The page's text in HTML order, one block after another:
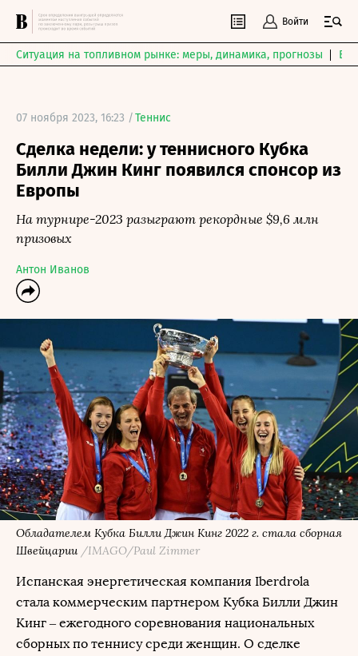
Войти
Ситуация на топливном рынке: меры, динамика, прогнозы
07 ноября 2023, 16:23 /Теннис
Сделка недели: у теннисного Кубка
Билли Джин Кинг появился спонсор из
Европы
На турнире-2023 разыграют рекордные $9,6 млн
призовых
Антон Иванов
Обладателем Кубка Билли Джин Кинг 2022 г. стала сборная
Швейцарии /IMAGO/Paul Zimmer
Испанская энергетическая компания Iberdrola
стала коммерческим партнером Кубка Билли Джин
Кинг – ежегодного соревнования национальных
сборных по теннису среди женщин. О сделке